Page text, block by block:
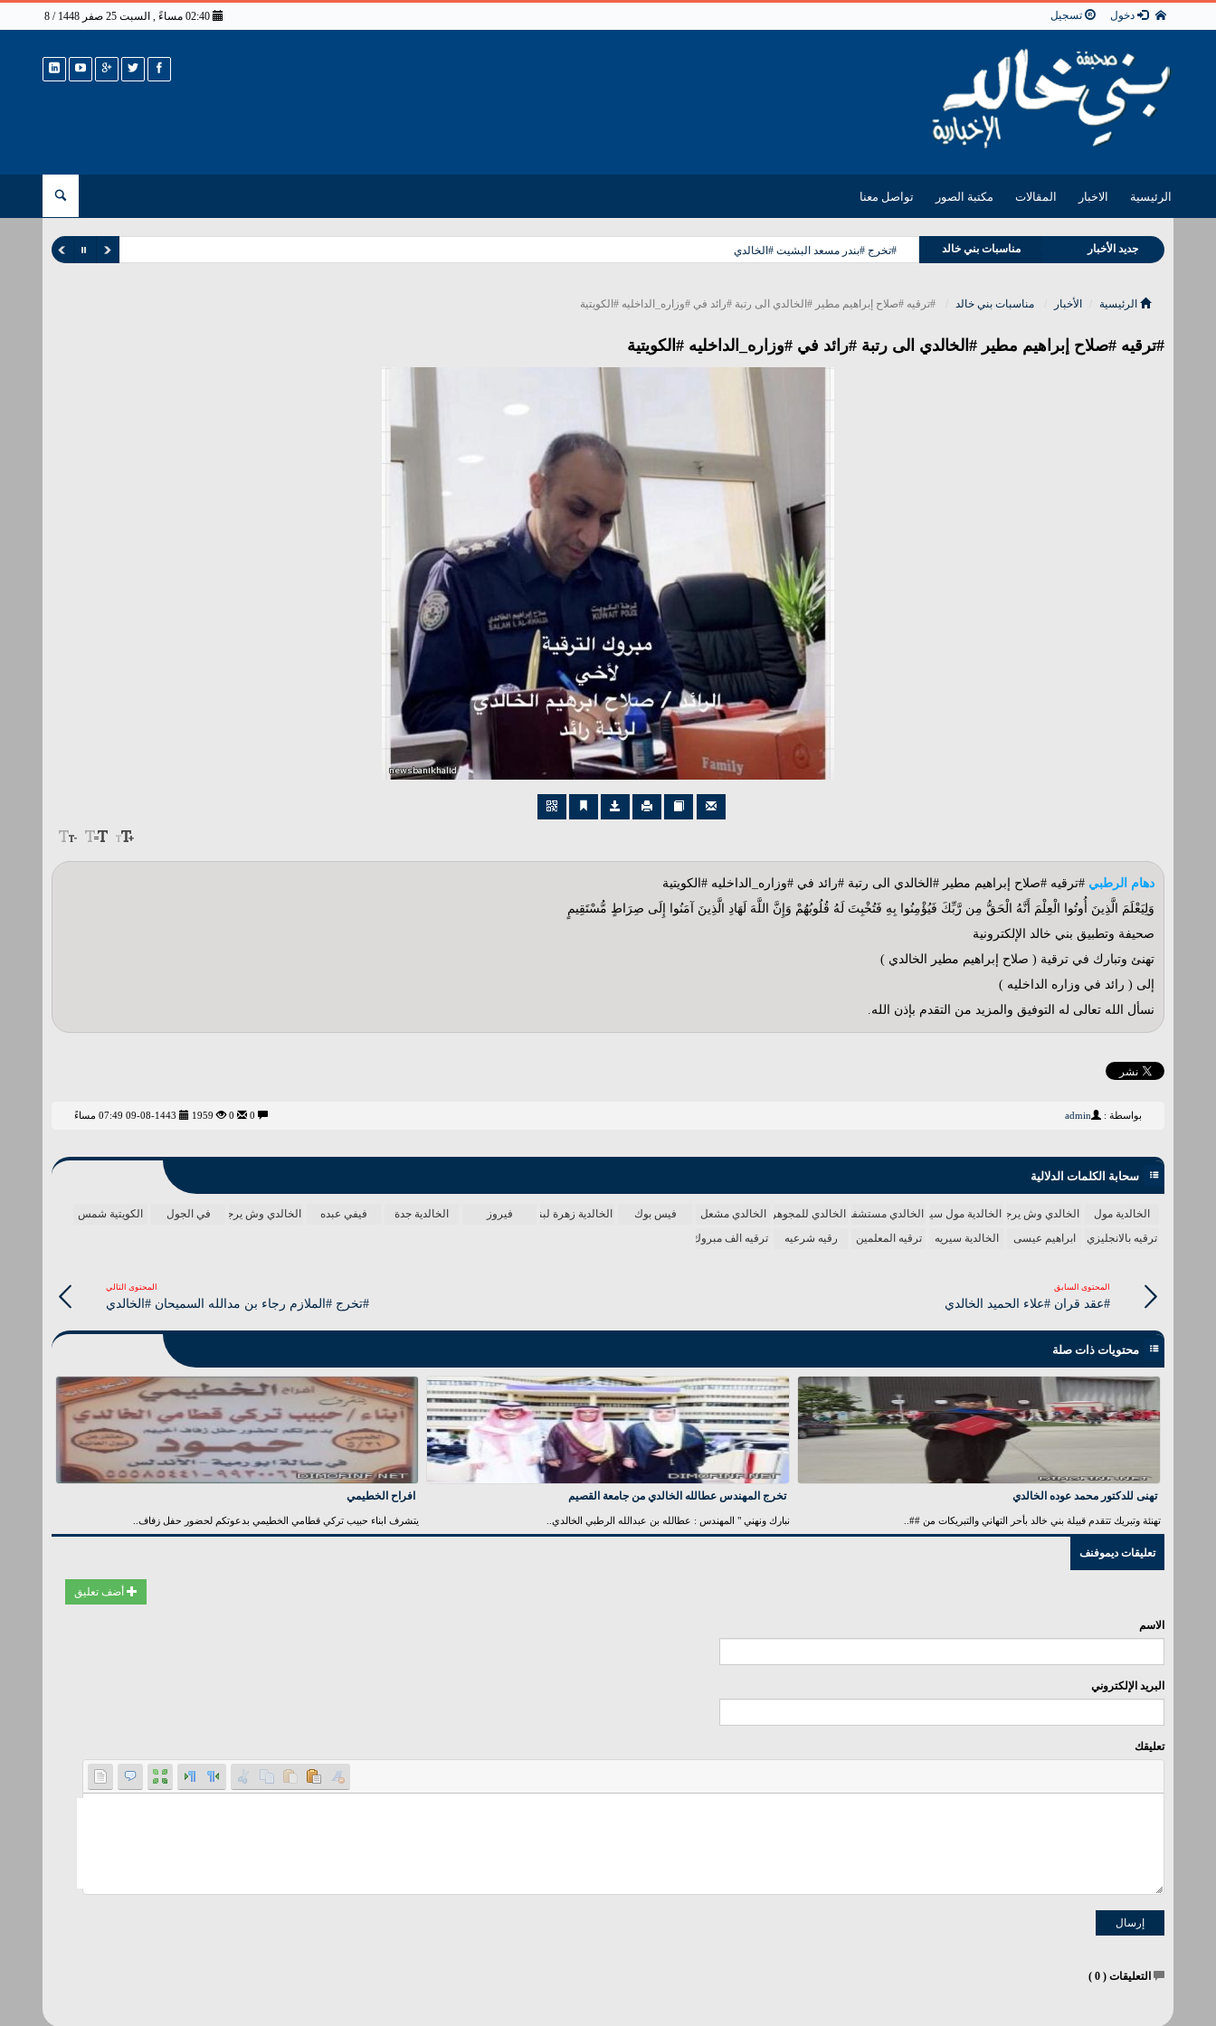
دخول تسجيل
الرئيسية الاخبار المقالات مكتبة الصور تواصل معنا
جديد الأخبار
وفيات بني خالد
مناسبات بني خالد #تخرج #بندر مسعد البشيت #الخالدي
الرئيسية الأخبار مناسبات بني خالد #ترقيه #صلاح إبراهيم مطير #الخالدي الى رتبة #رائد في #وزاره_الداخليه #الكويتية
#ترقيه #صلاح إبراهيم مطير #الخالدي الى رتبة #رائد في #وزاره_الداخليه #الكويتية
دهام الرطبي #ترقيه #صلاح إبراهيم مطير #الخالدي الى رتبة #رائد في #وزاره_الداخليه #الكويتية
وَلِيَعْلَمَ الَّذِينَ أُوتُوا الْعِلْمَ أَنَّهُ الْحَقُّ مِن رَّبِّكَ فَيُؤْمِنُوا بِهِ فَتُخْبِتَ لَهُ قُلُوبُهُمْ وَإِنَّ اللَّهَ لَهَادِ الَّذِينَ آمَنُوا إِلَى صِرَاطٍ مُّسْتَقِيمٍ
صحيفة وتطبيق بني خالد الإلكترونية
تهنئ وتبارك في ترقية ( صلاح إبراهيم مطير الخالدي )
إلى ( رائد في وزاره الداخليه )
نسأل الله تعالى له التوفيق والمزيد من التقدم بإذن الله.
بواسطة : admin
1959
سحابة الكلمات الدلالية
الخالدية مول الخالدي وش يرجع الخالدية مول سينماالخالدي مستشفى الخالدي للمجوهراتالخالدي مشعل فيس بوك الخالدية زهرة لبنان فيروز الخالدية جدة فيفي عبده الخالدي وش يرجعونفي الجول
الكويتية شمس
ترقيه بالانجليزي
ابراهيم عيسى الخالدية سيريه ترقيه المعلمين رقيه شرعيه ترقيه الف مبروك
المحتوى السابق
#عقد قران #علاء الحميد الخالدي
المحتوى التالي
#تخرج #الملازم رجاء بن مدالله السميحان #الخالدي
محتويات ذات صلة
تهنى للدكتور محمد عوده الخالدي
تهنئة وتبريك تتقدم قبيلة بني خالد بأحر التهاني والتبريكات من ##..
تخرج المهندس عطالله الخالدي من جامعة القصيم
نبارك ونهني " المهندس : عطالله بن عبدالله الرطبي الخالدي..
افراح الخطيمي
يتشرف ابناء حبيب تركي قطامي الخطيمي بدعوتكم لحضور حفل زفاف..
تعليقات ديموفنف
أضف تعليق
الاسم
البريد الإلكتروني
تعليقك
التعليقات ( 0
)